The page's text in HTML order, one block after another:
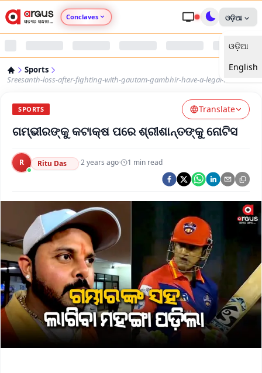
Conclaves
Argus Nari Shakti
Argus Health Connect
Argus Chalo Dekhein Apna Desh
ଓଡ଼ିଆ
ଓଡ଼ିଆ
English
Sports
Sreesanth-loss-after-fighting-with-gautam-gambhir-have-a-legal-notice
SPORTS Translate
ଗମ୍ଭୀରଙ୍କୁ କଟାକ୍ଷ ପରେ ଶ୍ରୀଶାନ୍ତଙ୍କୁ ନୋଟିସ
R Ritu Das ·2 years ago· 1 min read